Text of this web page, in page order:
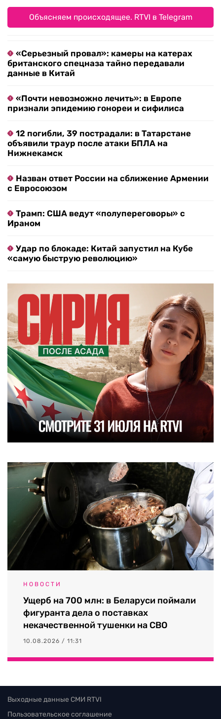
Объясняем происходящее. RTVI в Telegram
«Серьезный провал»: камеры на катерах
британского спецназа тайно передавали
данные в Китай
«Почти невозможно лечить»: в Европе
признали эпидемию гонореи и сифилиса
12 погибли, 39 пострадали: в Татарстане
объявили траур после атаки БПЛА на
Нижнекамск
Назван ответ России на сближение Армении
с Евросоюзом
Трамп: США ведут «полупереговоры» с
Ираном
Удар по блокаде: Китай запустил на Кубе
«самую быструю революцию»
НОВОСТИ
Ущерб на 700 млн: в Беларуси поймали
фигуранта дела о поставках
некачественной тушенки на СВО
10.08.2026 / 11:31
Выходные данные СМИ RTVI
Пользовательское соглашение